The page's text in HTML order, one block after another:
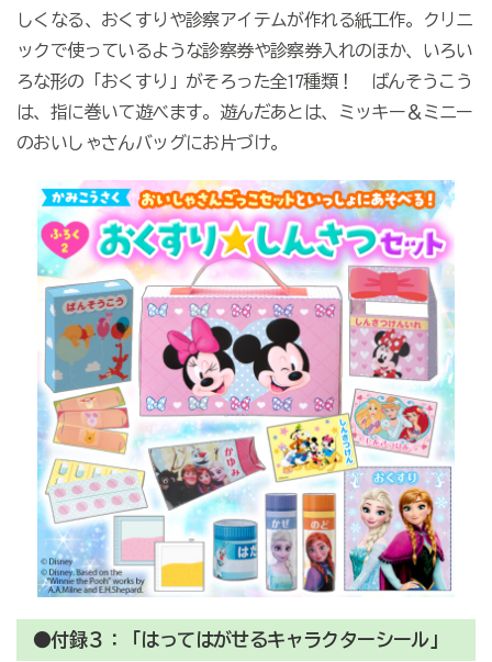
しくなる、おくすりや診察アイテムが作れる紙工作。クリニ
ックで使っているような診察券や診察券入れのほか、いろい
ろな形の「おくすり」がそろった全17種類！ ばんそうこう
は、指に巻いて遊べます。遊んだあとは、ミッキー＆ミニー
のおいしゃさんバッグにお片づけ。
●付録３：「はってはがせるキャラクターシール」